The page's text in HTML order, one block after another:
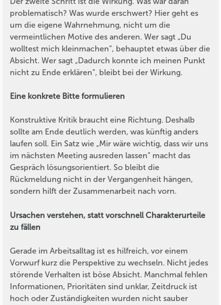
problematisch? Was wurde erschwert? Hier geht es
um die eigene Wahrnehmung, nicht um die
vermeintlichen Motive des anderen. Wer sagt „Du
wolltest mich kleinmachen“, behauptet etwas über die
Absicht. Wer sagt „Dadurch konnte ich meinen Punkt
nicht zu Ende erklären“, bleibt bei der Wirkung.
Eine konkrete Bitte formulieren
Konstruktive Kritik braucht eine Richtung. Deshalb
sollte am Ende deutlich werden, was künftig anders
laufen soll. Ein Satz wie „Mir wäre wichtig, dass wir uns
im nächsten Meeting ausreden lassen“ macht das
Gespräch lösungsorientiert. So bleibt die
Rückmeldung nicht in der Vergangenheit hängen,
sondern hilft der Zusammenarbeit nach vorn.
Ursachen verstehen, statt vorschnell Charakterurteile
zu fällen
Gerade im Arbeitsalltag ist es hilfreich, vor einem
Vorwurf kurz die Perspektive zu wechseln. Nicht jedes
störende Verhalten ist böse Absicht. Manchmal fehlen
Informationen, Prioritäten sind unklar, Zeitdruck ist
hoch oder Zuständigkeiten wurden nicht sauber